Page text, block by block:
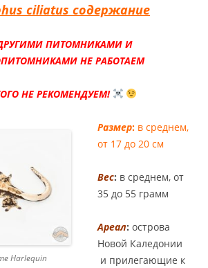
ciliatus содержание
ПИТОМНИКАМИ И
НЕ РАБОТАЕМ
НЕ РЕКОМЕНДУЕМ!
Harlequin
Размер: в среднем,
от 17 до 20 см
Вес: в среднем, от
35 до 55 грамм
Ареал: острова
Новой Каледонии
и прилегающие к